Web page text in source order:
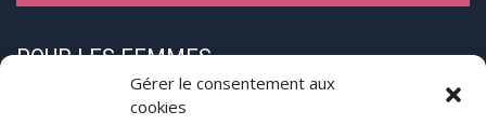
Gérer le consentement aux
cookies
POUR LES FEMMES